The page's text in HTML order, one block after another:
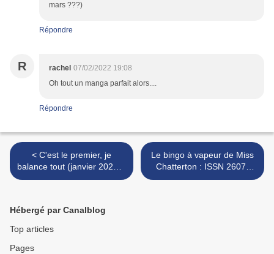
mars ???)
Répondre
R rachel 07/02/2022 19:08
Oh tout un manga parfait alors....
Répondre
< C'est le premier, je
balance tout (janvier 2022) :
ISSN 2607-0006
Le bingo à vapeur de Miss
Chatterton : ISSN 2607-
0006 >
Hébergé par Canalblog
Top articles
Pages